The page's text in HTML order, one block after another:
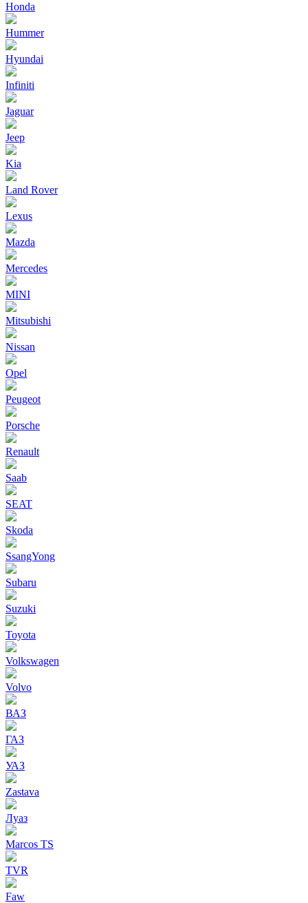
Honda
Hummer
Hyundai
Infiniti
Jaguar
Jeep
Kia
Land Rover
Lexus
Mazda
Mercedes
MINI
Mitsubishi
Nissan
Opel
Peugeot
Porsche
Renault
Saab
SEAT
Skoda
SsangYong
Subaru
Suzuki
Toyota
Volkswagen
Volvo
ВАЗ
ГАЗ
УАЗ
Zastava
Луаз
Marcos TS
TVR
Faw